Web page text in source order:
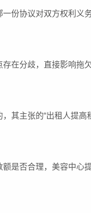
份协议对双方权利义
在分歧，直接影响拖
其主张的“出租人提高
是否合理，美容中心